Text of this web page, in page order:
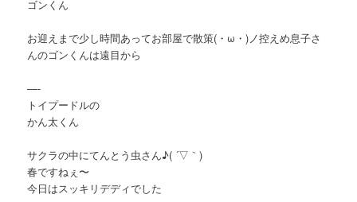
ゴンくん
お迎えまで少し時間あってお部屋で散策(・ω・)ノ控えめ息子さ
んのゴンくんは遠目から
—-
トイプードルの
かん太くん
サクラの中にてんとう虫さん♪( ´▽｀)
春ですねぇ〜
今日はスッキリデディでした